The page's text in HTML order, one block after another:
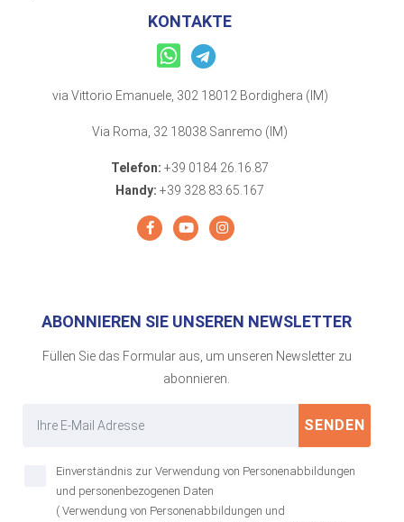
KONTAKTE
via Vittorio Emanuele, 302 18012 Bordighera (IM)
Via Roma, 32 18038 Sanremo (IM)
Telefon: +39 0184 26.16.87
Handy: +39 328 83.65.167
ABONNIEREN SIE UNSEREN NEWSLETTER
Füllen Sie das Formular aus, um unseren Newsletter zu
abonnieren.
SENDEN
Einverständnis zur Verwendung von Personenabbildungen
und personenbezogenen Daten
( Verwendung von Personenabbildungen und